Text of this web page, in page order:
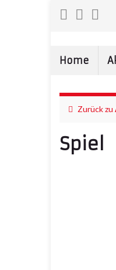
Home
Zurück zu
Spiel